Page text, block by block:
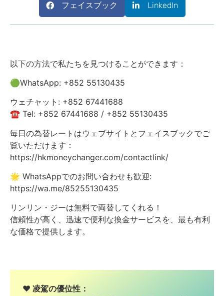
フェイスブック LinkedIn
以下の方法で私たちを見つけることができます：
🟢WhatsApp: +852 55130435
ウェチャット: +852 67441688
☎️ Tel: +852 67441688 / +852 55130435
毎日の為替レートはウェブサイトとフェイスブックでご
覧いただけます：
https://hkmoneychanger.com/contactlink/
🌟 WhatsAppでのお問い合わせも歓迎:
https://wa.me/85255130435
リンリン・ジーは無料で両替してくれる！
信頼性が高く、迅速で便利な換金サービスを、最も有利
な価格で提供します。
❤️ 凌駕の優位性：